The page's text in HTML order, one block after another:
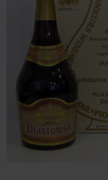
Kontakt
Sklep